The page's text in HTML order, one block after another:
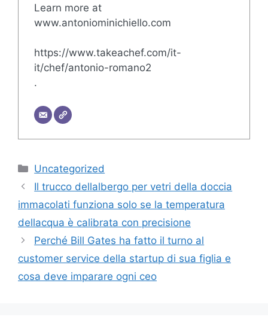
Learn more at
www.antoniominichiello.com
https://www.takeachef.com/it-
it/chef/antonio-romano2
.
Categorie
Uncategorized
Il trucco dellalbergo per vetri della doccia
immacolati funziona solo se la temperatura
dellacqua è calibrata con precisione
Perché Bill Gates ha fatto il turno al
customer service della startup di sua figlia e
cosa deve imparare ogni ceo